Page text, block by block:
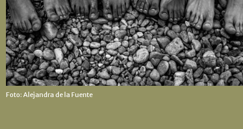
Foto: Alejandra de la Fuente